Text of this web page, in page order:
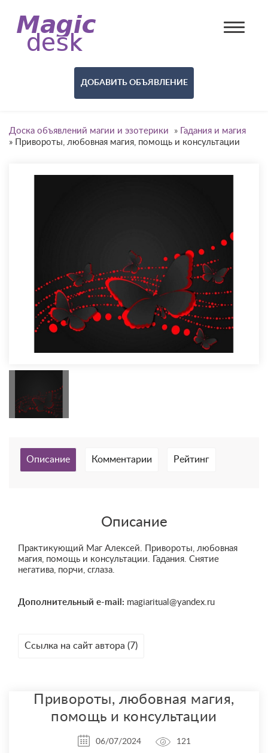
ДОБАВИТЬ ОБЪЯВЛЕНИЕ
Доска объявлений магии и эзотерики »
Гадания и магия
»
Привороты, любовная магия, помощь и консультации
Описание Комментарии Рейтинг
Описание
Практикующий Маг Алексей. Привороты, любовная
магия, помощь и консультации. Гадания. Снятие
негатива, порчи, сглаза.
Дополнительный e-mail: magiaritual@yandex.ru
Ссылка на сайт автора (7)
Привороты, любовная магия,
помощь и консультации
06/07/2024 121